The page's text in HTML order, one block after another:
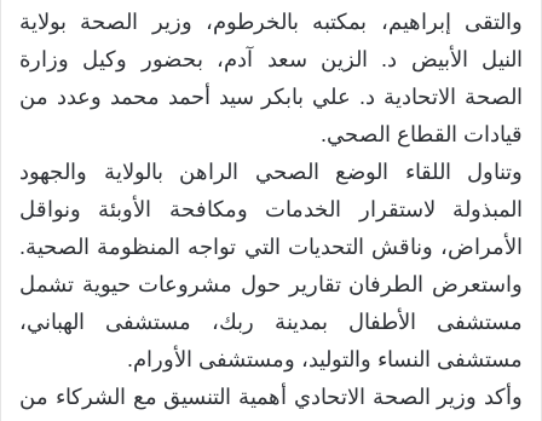
والتقى إبراهيم، بمكتبه بالخرطوم، وزير الصحة بولاية
النيل الأبيض د. الزين سعد آدم، بحضور وكيل وزارة
الصحة الاتحادية د. علي بابكر سيد أحمد محمد وعدد من
قيادات القطاع الصحي.
وتناول اللقاء الوضع الصحي الراهن بالولاية والجهود
المبذولة لاستقرار الخدمات ومكافحة الأوبئة ونواقل
الأمراض، وناقش التحديات التي تواجه المنظومة الصحية.
واستعرض الطرفان تقارير حول مشروعات حيوية تشمل
مستشفى الأطفال بمدينة ربك، مستشفى الهباني،
مستشفى النساء والتوليد، ومستشفى الأورام.
وأكد وزير الصحة الاتحادي أهمية التنسيق مع الشركاء من